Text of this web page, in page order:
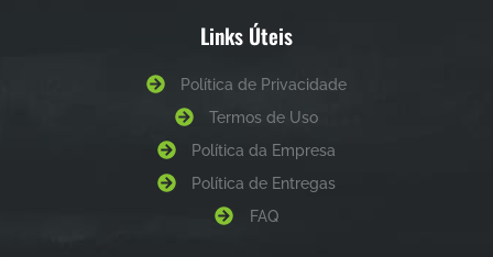
Links Úteis
Política de Privacidade
Termos de Uso
Política da Empresa
Política de Entregas
FAQ